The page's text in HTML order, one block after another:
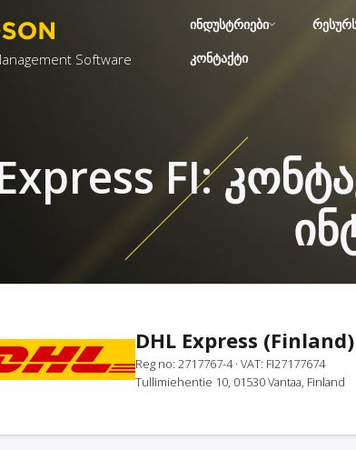
Software
ინდუსტრიები
კონტაქტი
FI:
DHL Express
Reg no: 2717767-4 · VAT: FI27177674
Tullimiehentie 10, 01530 Vantaa, Finland